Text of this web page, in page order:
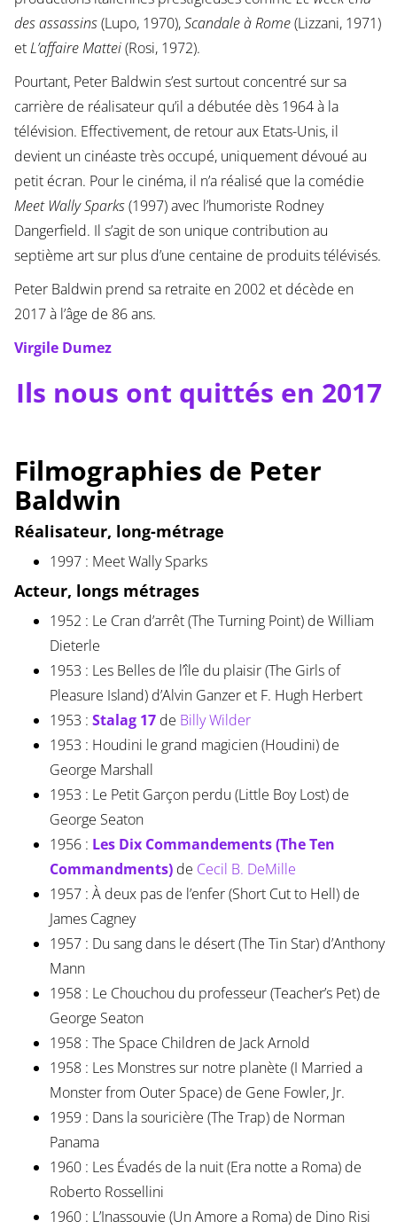
des assassins(Lupo, 1970),Scandale à Rome(Lizzani, 1971)
etL’affaire Mattei(Rosi, 1972).
Pourtant, Peter Baldwin s’est surtout concentré sur sa
carrière de réalisateur qu’il a débutée dès 1964 à la
télévision. Effectivement, de retour aux Etats-Unis, il
devient un cinéaste très occupé, uniquement dévoué au
petit écran. Pour le cinéma, il n’a réalisé que la comédie
Meet Wally Sparks(1997) avec l’humoriste Rodney
Dangerfield. Il s’agit de son unique contribution au
septième art sur plus d’une centaine de produits télévisés.
Peter Baldwin prend sa retraite en 2002 et décède en
2017 à l’âge de 86 ans.
Virgile Dumez
Ils nous ont quittés en 2017
Filmographies de Peter
Baldwin
Réalisateur, long-métrage
1997 : Meet Wally Sparks
Acteur, longs métrages
1952 : Le Cran d’arrêt (The Turning Point) de William
Dieterle
1953 : Les Belles de l’île du plaisir (The Girls of
Pleasure Island) d’Alvin Ganzer et F. Hugh Herbert
1953 : Stalag 17de Billy Wilder
1953 : Houdini le grand magicien (Houdini) de
George Marshall
1953 : Le Petit Garçon perdu (Little Boy Lost) de
George Seaton
1956 : Les Dix Commandements (The Ten
Commandments) de Cecil B. DeMille
1957 : À deux pas de l’enfer (Short Cut to Hell) de
James Cagney
1957 : Du sang dans le désert (The Tin Star) d’Anthony
Mann
1958 : Le Chouchou du professeur (Teacher’s Pet) de
George Seaton
1958 : The Space Children de Jack Arnold
1958 : Les Monstres sur notre planète (I Married a
Monster from Outer Space) de Gene Fowler, Jr.
1959 : Dans la souricière (The Trap) de Norman
Panama
1960 : Les Évadés de la nuit (Era notte a Roma) de
Roberto Rossellini
1960 : L’Inassouvie (Un Amore a Roma) de Dino Risi